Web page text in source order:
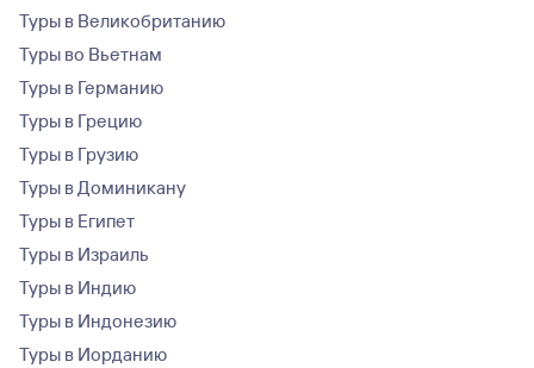
Туры в Великобританию
Туры во Вьетнам
Туры в Германию
Туры в Грецию
Туры в Грузию
Туры в Доминикану
Туры в Египет
Туры в Израиль
Туры в Индию
Туры в Индонезию
Туры в Иорданию